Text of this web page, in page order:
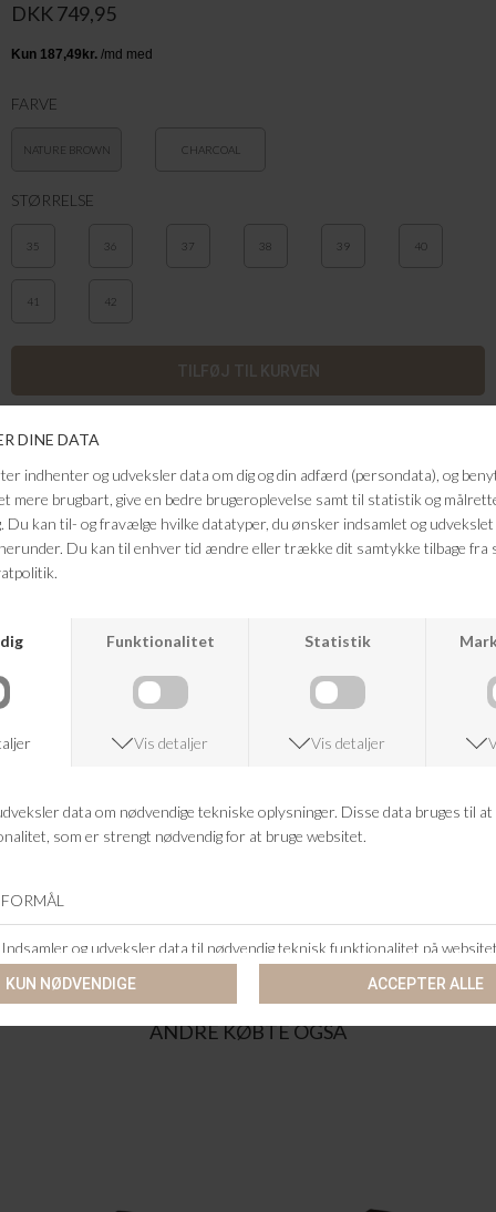
DKK 749,95
FARVE
NATURE BROWN CHARCOAL
STØRRELSE
35 36 37 38 39 40
41 42
produceret på Glerups egen fabrik og i den helt særlige glerups uldmix,
som gør at futterne er kradsefri og slidstærke..Vælg støvle modellen
med naturgummisål, hvis du er typen, som kunne finde på, at gå udenfor
med dine glerups og gerne vil holde fødderne varme, da den bløde uld
dækker op til din ankel. Du kan også med fordel bruge dem før og efter
sommerhuset, overnatning i shelter eller telt.
Kvalitet: Uld og gummi
FRAGTFRI LEVERING
VED KØB OVER 500,-
RETURRET
14 DAGES RETURRET
+46 86 60 21 22
ANDRE KØBTE OGSÅ